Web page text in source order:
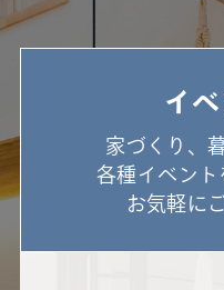
イ
家づくり、
各種イベント
お気軽に